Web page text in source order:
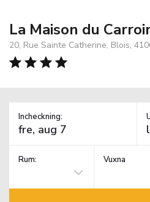
La Maison du
20, Rue Sainte Catherine, Blois,
Incheckning:
Rum: Vuxna